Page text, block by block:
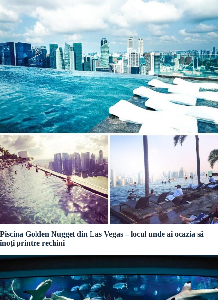
Piscina Golden Nugget din Las Vegas – locul unde ai ocazia să
înoți printre rechini